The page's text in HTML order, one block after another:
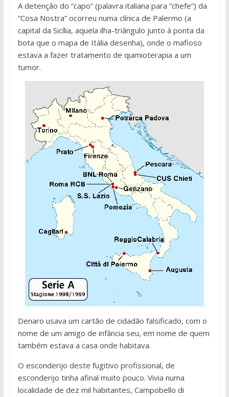
A detenção do “capo” (palavra italiana para “chefe”) da
“Cosa Nostra” ocorreu numa clínica de Palermo (a
capital da Sicília, aquela ilha-triângulo junto à ponta da
bota que o mapa de Itália desenha), onde o mafioso
estava a fazer tratamento de quimioterapia a um
tumor.
Denaro usava um cartão de cidadão falsificado, com o
nome de um amigo de infância seu, em nome de quem
também estava a casa onde habitava.
O esconderijo deste fugitivo profissional, de
esconderijo tinha afinal muito pouco. Vivia numa
localidade de dez mil habitantes, Campobello di